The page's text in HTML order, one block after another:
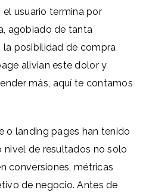
usuario termina por
agobiado de tanta
posibilidad de compra
alivian este dolor y
más, aquí te contamos
o landing pages han tenido
de resultados no solo
conversiones, métricas
de negocio. Antes de